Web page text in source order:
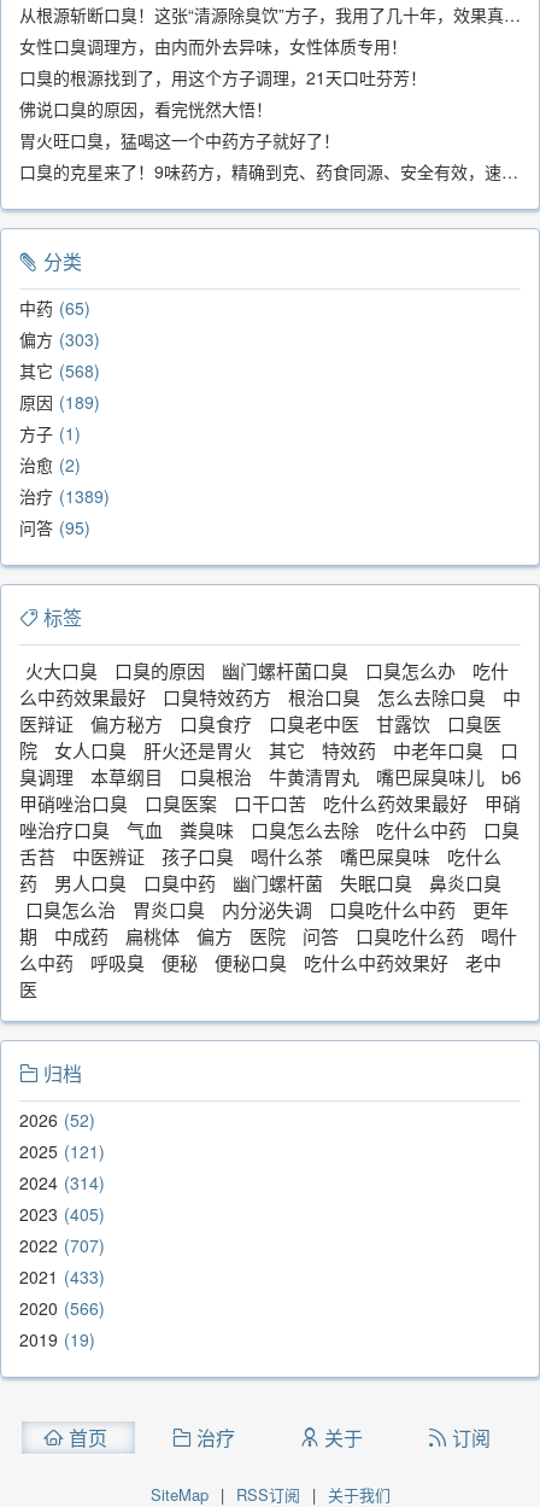
从根源斩断口臭！这张“清源除臭饮”方子，我用了几十年，效果真不错
女性口臭调理方，由内而外去异味，女性体质专用！
口臭的根源找到了，用这个方子调理，21天口吐芬芳！
佛说口臭的原因，看完恍然大悟！
胃火旺口臭，猛喝这一个中药方子就好了！
口臭的克星来了！9味药方，精确到克、药食同源、安全有效，速看！
分类
中药 65
偏方 303
其它 568
原因 189
方子 1
治愈 2
治疗 1389
问答 95
标签
火大口臭 口臭的原因 幽门螺杆菌口臭 口臭怎么办
吃什
么中药效果最好
口臭特效药方 根治口臭 怎么去除口臭
中
医辩证
偏方秘方 口臭食疗 口臭老中医 甘露饮
口臭医
院
女人口臭 肝火还是胃火 其它 特效药 中老年口臭
口
臭调理
本草纲目 口臭根治 牛黄清胃丸 嘴巴屎臭味儿
b6
甲硝唑治口臭
口臭医案 口干口苦 吃什么药效果最好
甲硝
唑治疗口臭
气血 粪臭味 口臭怎么去除 吃什么中药
口臭
舌苔
中医辨证 孩子口臭 喝什么茶 嘴巴屎臭味
吃什么
药
男人口臭 口臭中药 幽门螺杆菌 失眠口臭
鼻炎口臭
口臭怎么治
胃炎口臭 内分泌失调 口臭吃什么中药
更年
期
中成药 扁桃体 偏方 医院 问答 口臭吃什么药
喝什
么中药
呼吸臭 便秘 便秘口臭 吃什么中药效果好
老中
医
归档
2026 52
2025 121
2024 314
2023 405
2022 707
2021
433
2020 566
2019 19
首页 治疗 关于 订阅
SiteMap | RSS订阅 | 关于我们